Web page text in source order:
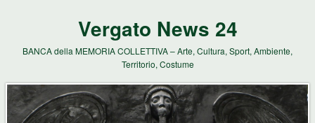
Vergato News 24
BANCA della MEMORIA COLLETTIVA – Arte, Cultura, Sport, Ambiente,
Territorio, Costume